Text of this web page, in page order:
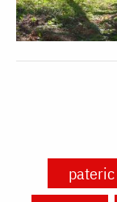
pateric